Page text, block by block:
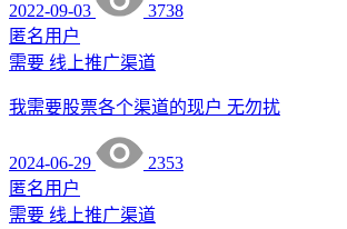
2022-09-03
3738
匿名用户
需要 线上推广渠道
我需要股票各个渠道的现户 无勿扰
2024-06-29
2353
匿名用户
需要 线上推广渠道